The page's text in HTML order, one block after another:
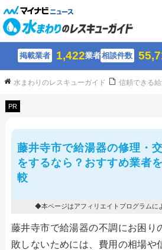
掲載業者 1,422業者相談件数
水まわりのレスキューガイド 信頼できる
PR
藤井寺市で給湯器の修理・
をするなら？おすすめ業者
較
◆本ページはアフィリエイトプログラムに
藤井寺市で給湯器の不調にお困り
敗しないためには、費用の相場や